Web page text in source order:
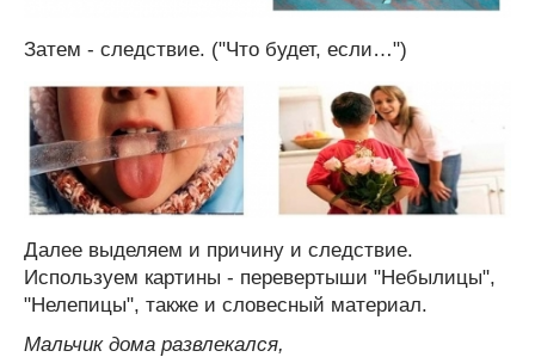
Затем - следствие. ("Что будет, если…")
Далее выделяем и причину и следствие.
Используем картины - перевертыши "Небылицы",
"Нелепицы", также и словесный материал.
Мальчик дома развлекался,